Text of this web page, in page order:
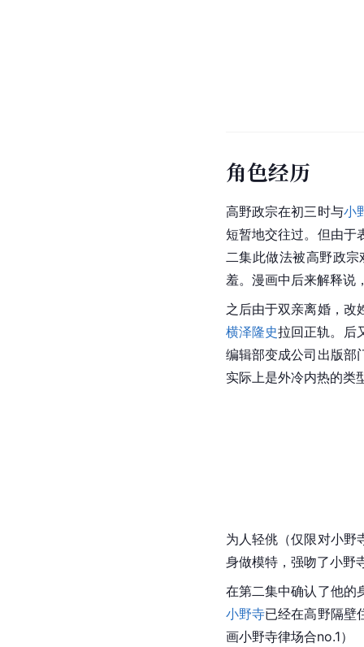
角色经历
高野政宗在初三时与小
短暂地交往过。但由于
二集此做法被高野政宗
羞。漫画中后来解释说
之后由于双亲离婚，改
横泽隆史拉回正轨。后
编辑部变成公司出版部
实际上是外冷内热的类
为人轻佻（仅限对小野
身做模特，强吻了小野
在第二集中确认了他的
小野寺已经在高野隔壁
画小野寺律场合no.1）